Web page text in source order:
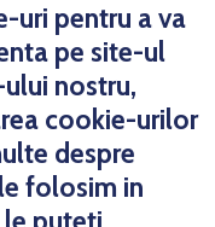
uri pentru a va
pe site-ul
nostru,
cookie-urilor
despre
folosim in
de Impozite și